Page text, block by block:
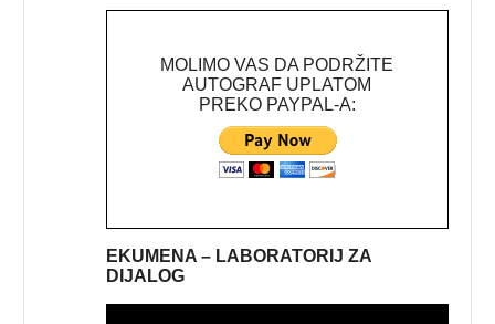
MOLIMO VAS DA PODRŽITE
AUTOGRAF UPLATOM
PREKO PAYPAL-A:
EKUMENA – LABORATORIJ ZA
DIJALOG